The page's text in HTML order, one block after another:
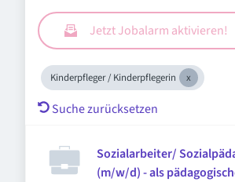
Jetzt Jobalarm aktivieren!
Kinderpfleger / Kinderpflegerin
Suche zurücksetzen
Sozialarbeiter/
(m/w/d) - als